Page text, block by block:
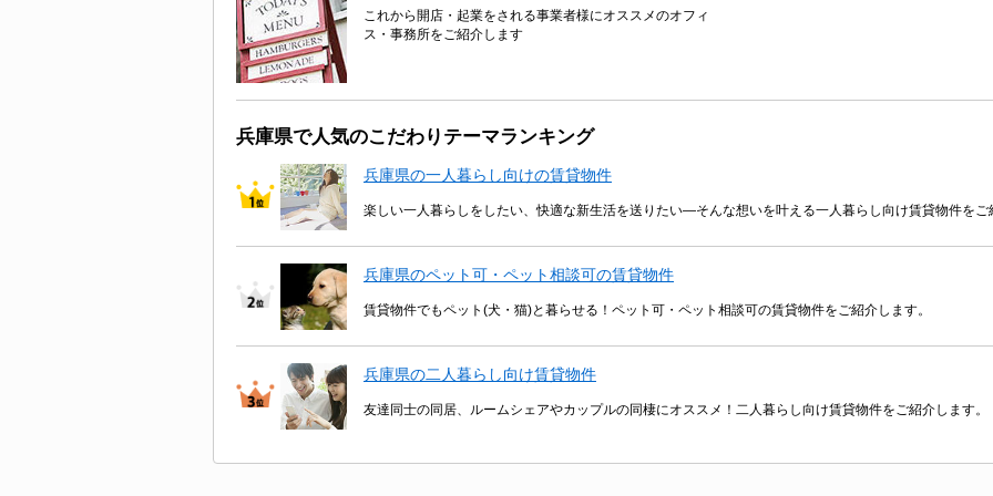
これから開店・起業をされる事業者様にオススメのオフィ
ス・事務所をご紹介します
兵庫県で人気のこだわりテーマランキング
兵庫県の一人暮らし向けの賃貸物件
楽しい一人暮らしをしたい、快適な新生活を送りたい―そんな想いを叶える一人暮らし向け賃貸物件をご
兵庫県のペット可・ペット相談可の賃貸物件
賃貸物件でもペット(犬・猫)と暮らせる！ペット可・ペット相談可の賃貸物件をご紹介します。
兵庫県の二人暮らし向け賃貸物件
友達同士の同居、ルームシェアやカップルの同棲にオススメ！二人暮らし向け賃貸物件をご紹介します。